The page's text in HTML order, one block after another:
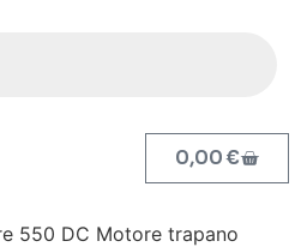
0,00€
550 DC Motore trapano